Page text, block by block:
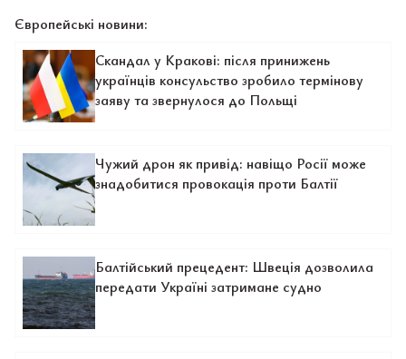
Європейські новини:
Скандал у Кракові: після принижень
українців консульство зробило термінову
заяву та звернулося до Польщі
Чужий дрон як привід: навіщо Росії може
знадобитися провокація проти Балтії
Балтійський прецедент: Швеція дозволила
передати Україні затримане судно